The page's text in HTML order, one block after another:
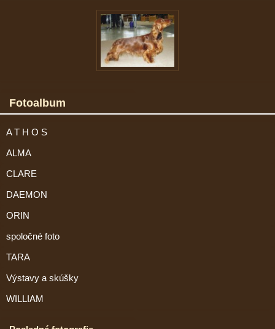
Fotoalbum
A T H O S
ALMA
CLARE
DAEMON
ORIN
spoločné foto
TARA
Výstavy a skúšky
WILLIAM